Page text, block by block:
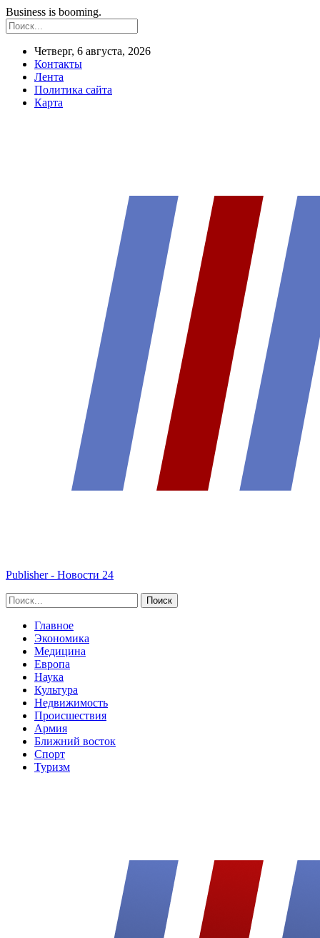
Business is booming.
Четверг, 6 августа, 2026
Контакты
Лента
Политика сайта
Карта
Publisher - Новости 24
Главное
Экономика
Медицина
Европа
Наука
Культура
Недвижимость
Происшествия
Армия
Ближний восток
Спорт
Туризм